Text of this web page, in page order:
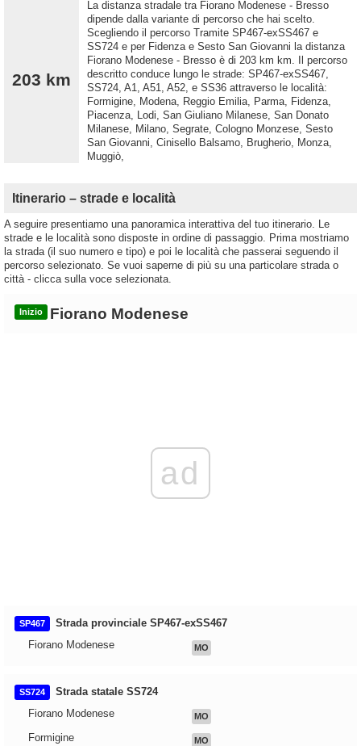
203 km
La distanza stradale tra Fiorano Modenese - Bresso
dipende dalla variante di percorso che hai scelto.
Scegliendo il percorso Tramite SP467-exSS467 e
SS724 e per Fidenza e Sesto San Giovanni la distanza
Fiorano Modenese - Bresso è di 203 km km. Il percorso
descritto conduce lungo le strade: SP467-exSS467,
SS724, A1, A51, A52, e SS36 attraverso le località:
Formigine, Modena, Reggio Emilia, Parma, Fidenza,
Piacenza, Lodi, San Giuliano Milanese, San Donato
Milanese, Milano, Segrate, Cologno Monzese, Sesto
San Giovanni, Cinisello Balsamo, Brugherio, Monza,
Muggiò,
Itinerario – strade e località
A seguire presentiamo una panoramica interattiva del tuo itinerario. Le
strade e le località sono disposte in ordine di passaggio. Prima mostriamo
la strada (il suo numero e tipo) e poi le località che passerai seguendo il
percorso selezionato. Se vuoi saperne di più su una particolare strada o
città - clicca sulla voce selezionata.
Inizio Fiorano Modenese
ad
SP467
Strada provinciale SP467-exSS467
Fiorano Modenese
MO
SS724
Strada statale SS724
Fiorano Modenese
MO
Formigine MO